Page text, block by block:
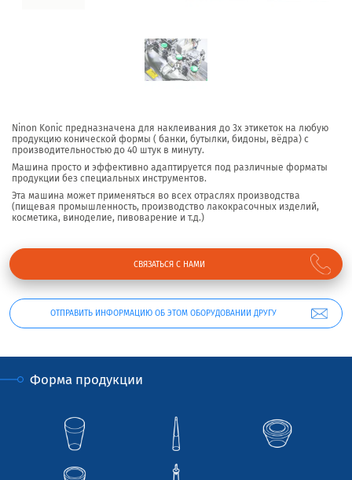
Ninon Konic предназначена для наклеивания до 3х этикеток на любую
продукцию конической формы ( банки, бутылки, бидоны, вёдра) с
производительностью до 40 штук в минуту.
Машина просто и эффективно адаптируется под различные форматы
продукции без специальных инструментов.
Эта машина может применяться во всех отраслях производства
(пищевая промышленность, производство лакокрасочных изделий,
косметика, виноделие, пивоварение и т.д.)
ОТПРАВИТЬ ИНФОРМАЦИЮ ОБ ЭТОМ ОБОРУДОВАНИИ ДРУГУ
СВЯЗАТЬСЯ С НАМИ
Форма продукции